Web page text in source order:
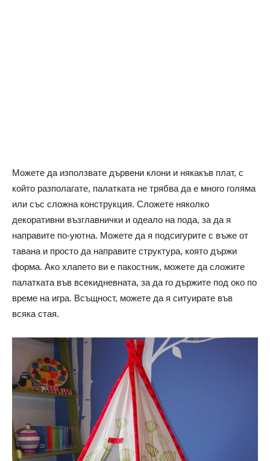
Можете да използвате дървени клони и някакъв плат, с
който разполагате, палатката не трябва да е много голяма
или със сложна конструкция. Сложете няколко
декоративни възглавнички и одеало на пода, за да я
направите по-уютна. Можете да я подсигурите с въже от
тавана и просто да направите структура, която държи
форма. Ако хлапето ви е пакостник, можете да сложите
палатката във всекидневната, за да го държите под око по
време на игра. Всъщност, можете да я ситуирате във
всяка стая.